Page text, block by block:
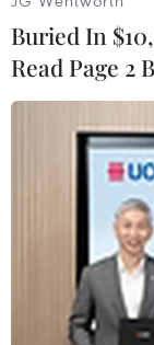
Buried In
Read Page 2